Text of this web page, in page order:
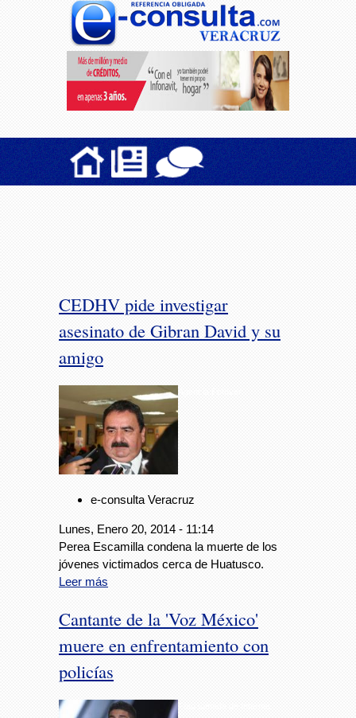
CEDHV pide investigar
asesinato de Gibran David y su
amigo
e-consulta Veracruz
Lunes, Enero 20, 2014 - 11:14
Perea Escamilla condena la muerte de los
jóvenes victimados cerca de Huatusco.
Leer más
Cantante de la 'Voz México'
muere en enfrentamiento con
policías